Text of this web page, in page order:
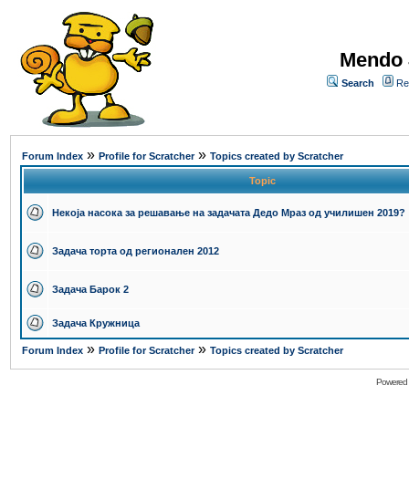
Search
Forum Index » Profile for Scratcher» Topics created by Scratcher
Topic
Некоја насока за решавање на задачата Дедо Мраз од училишен 2019?
Задача торта од регионален 2012
Задача Барок 2
Задача Кружница
Forum Index » Profile for Scratcher» Topics created by Scratcher